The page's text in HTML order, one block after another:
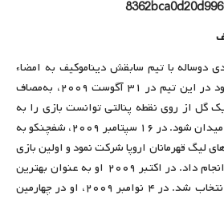
قراردادی دوساله با تیم سابقش دیناموکیف به امضاء
رساند. او در اولین بازی خود در این تیم در ۳۱ آگوست ۲۰۰۹، به‌مصاف
گل از روی نقطه پنالتی توانست بازی را به
نتیجه ۳-۱ برساند و پیروز میدان شود. در ۱۶ سپتامبر ۲۰۰۹، شفچنکو به
لیگ قهرمانان اروپا شرکت نمود و اولین بازی
خود را در برابر تیم کازان انجام داد. در اکتبر ۲۰۰۹ او به عنوان بهترین
بازیکن لیگ برتر اوکراین انتخاب شد. در ۴ نوامبر ۲۰۰۹، او در چهارمین